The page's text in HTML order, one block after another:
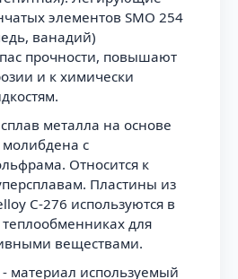
элементов SMO 254
ванадий)
прочности, повышают
и к химически
металла на основе
с
Относится к
Пластины из
C-276 используются в
для
веществами.
- материал используемый